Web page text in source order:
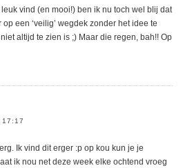
vind (en mooi!) ben ik nu toch wel blij dat
een ‘veilig’ wegdek zonder het idee te
altijd te zien is ;) Maar die regen, bah!! Op
17:17
Ik vind dit erger :p op kou kun je je
ik nou net deze week elke ochtend vroeg